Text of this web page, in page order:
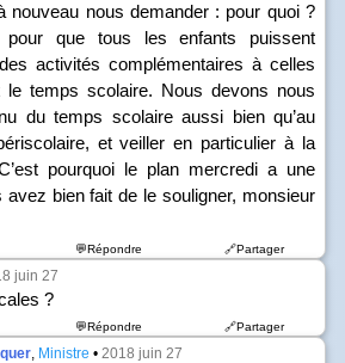
nouveau nous demander : pour quoi ?
que tous les enfants puissent
activités complémentaires à celles
le temps scolaire. Nous devons nous
du temps scolaire aussi bien qu’au
et veiller en particulier à la
pourquoi le plan mercredi a une
bien fait de le souligner, monsieur
💬Répondre 🔗Partager
juin 27
?
💬Répondre 🔗Partager
, Ministre • 2018 juin 27